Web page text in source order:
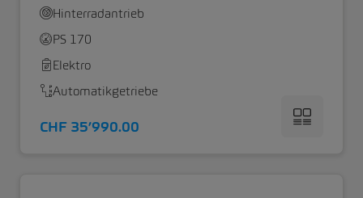
Hinterradantrieb
PS 170
Elektro
Automatikgetriebe
CHF 35’990.00